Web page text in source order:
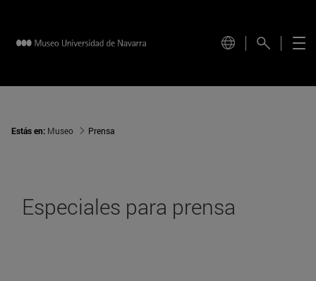
Estás en: Museo Prensa
Especiales para prensa